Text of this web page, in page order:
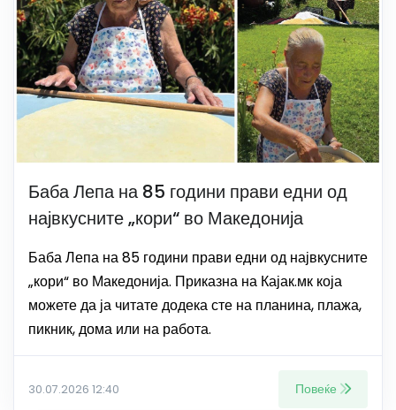
Баба Лепа на 85 години прави едни од
највкусните „кори“ во Македонија
Баба Лепа на 85 години прави едни од највкусните
„кори“ во Македонија. Приказна на Кајак.мк која
можете да ја читате додека сте на планина, плажа,
пикник, дома или на работа.
30.07.2026 12:40 Повеќе